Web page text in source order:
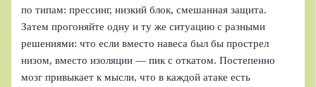
по типам: прессинг, низкий блок, смешанная защита.
Затем прогоняйте одну и ту же ситуацию с разными
решениями: что если вместо навеса был бы прострел
низом, вместо изоляции — пик с откатом. Постепенно
мозг привыкает к мысли, что в каждой атаке есть